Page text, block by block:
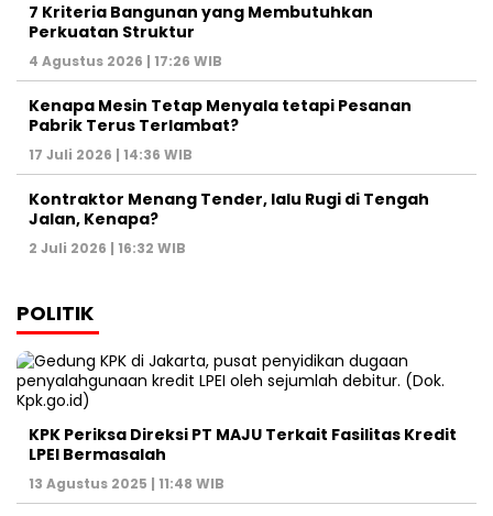
7 Kriteria Bangunan yang Membutuhkan
Perkuatan Struktur
4 Agustus 2026 | 17:26 WIB
Kenapa Mesin Tetap Menyala tetapi Pesanan
Pabrik Terus Terlambat?
17 Juli 2026 | 14:36 WIB
Kontraktor Menang Tender, lalu Rugi di Tengah
Jalan, Kenapa?
2 Juli 2026 | 16:32 WIB
POLITIK
KPK Periksa Direksi PT MAJU Terkait Fasilitas Kredit
LPEI Bermasalah
13 Agustus 2025 | 11:48 WIB